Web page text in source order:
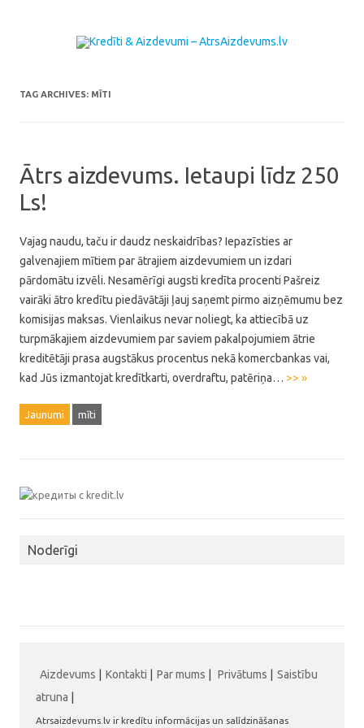
TAG ARCHIVES: MĪTI
Ātrs aizdevums. Ietaupi līdz 250
Ls!
Vajag naudu, taču ir daudz neskaidrības? Iepazīsties ar
galvenajiem mītiem par ātrajiem aizdevumiem un izdari
pārdomātu izvēli. Nesamērīgi augsti kredīta procenti Pašreiz
vairāki ātro kredītu piedāvātāji ļauj saņemt pirmo aizņēmumu bez
komisijas maksas. Vienlaikus nevar noliegt, ka attiecībā uz
turpmākajiem aizdevumiem par saviem pakalpojumiem ātrie
kreditētāji prasa augstākus procentus nekā komercbankas vai,
kad Jūs izmantojat kredītkarti, overdraftu, patēriņa… >> »
Jaunumi mīti
Noderīgi
Aizdevums Kontakti Par mums Privātums
Saistību
atruna
Atrsaizdevums.lv ir kredītu informācijas un salīdzināšanas